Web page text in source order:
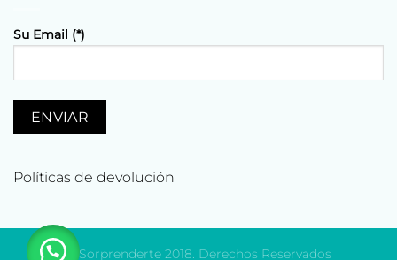
Su Email (*)
Políticas de devolución
© Sorprenderte 2018. Derechos Reservados